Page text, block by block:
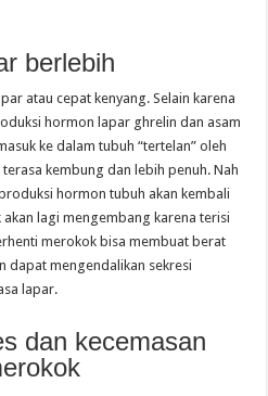
berlebih
atau cepat kenyang. Selain karena
hormon lapar ghrelin dan asam
ke dalam tubuh “tertelan” oleh
kembung dan lebih penuh. Nah
hormon tubuh akan kembali
lagi mengembang karena terisi
merokok bisa membuat berat
dapat mengendalikan sekresi
lapar.
dan kecemasan